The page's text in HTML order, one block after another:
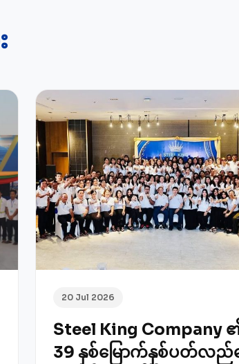
20 Jul 2026
Steel King Company
39 နှစ်မြောက်နှစ်ပတ်လည်